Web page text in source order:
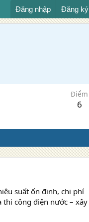
Đăng nhập Đăng ký
Điểm
6
suất ổn định, chi phí
thi công điện nước – xây